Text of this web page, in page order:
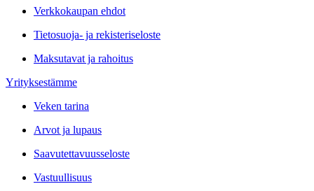
Verkkokaupan ehdot
Tietosuoja- ja rekisteriseloste
Maksutavat ja rahoitus
Yrityksestämme
Veken tarina
Arvot ja lupaus
Saavutettavuusseloste
Vastuullisuus